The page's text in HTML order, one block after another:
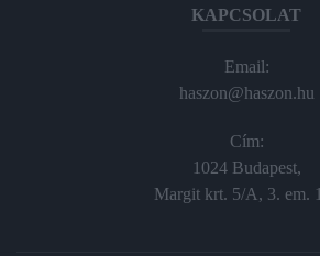
KAPCSOLAT
Email:
haszon@haszon.hu
Cím:
1024 Budapest,
Margit krt. 5/A, 3. em.